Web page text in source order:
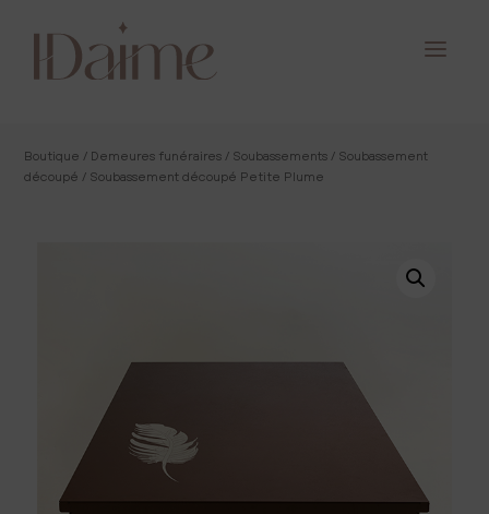
Boutique / Demeures funéraires / Soubassements / Soubassement
découpé / Soubassement découpé Petite Plume